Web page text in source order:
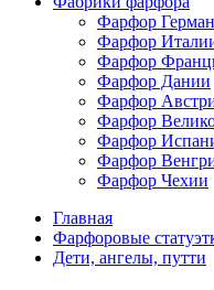
Фарфор
Фарфор
Фарфор
Фарфор Дании
Фарфор
Фарфор
Фарфор
Фарфор
Фарфор Чехии
Главная
Фарфоровые
Дети, ангелы, путти